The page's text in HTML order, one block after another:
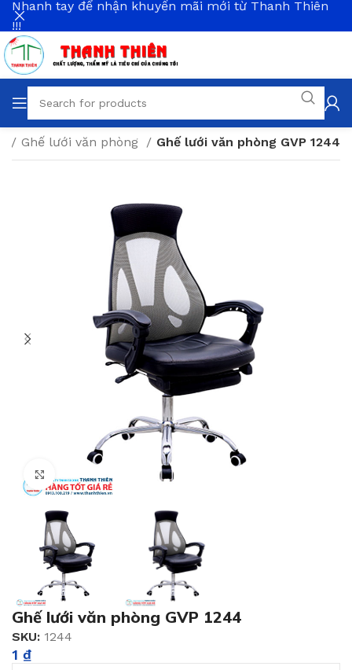
Ghế lưới văn phòng Ghế lưới văn phòng GVP 1244
Click to enlarge
Ghế lưới văn phòng GVP 1244
SKU: 1244
1 ₫
Nhanh tay để nhận khuyến mãi mới từ Thanh Thiên
!!!